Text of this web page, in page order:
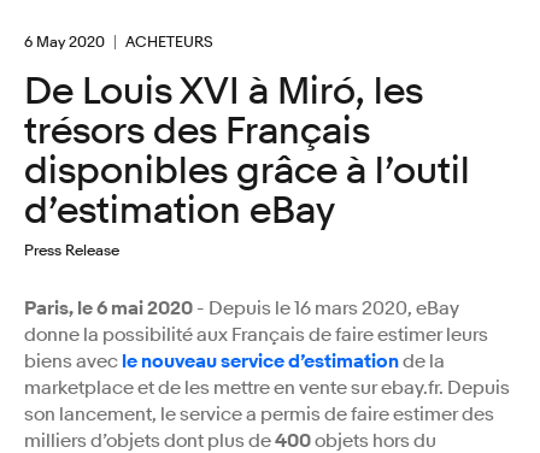
6 May 2020 ACHETEURS
De Louis XVI à Miró, les
trésors des Français
disponibles grâce à l’outil
d’estimation eBay
Press Release
Paris, le 6 mai 2020 - Depuis le 16 mars 2020, eBay
donne la possibilité aux Français de faire estimer leurs
biens avec le nouveau service d’estimationde la
marketplace et de les mettre en vente sur ebay.fr. Depuis
son lancement, le service a permis de faire estimer des
milliers d’objets dont plus de400objets hors du